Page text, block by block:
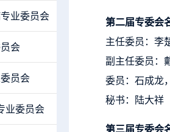
业委员会
会
员会
业委员会
第二届专委会
主任委员：李
副主任委员：
委员：石成龙
秘书：陆大祥
第三届专委会